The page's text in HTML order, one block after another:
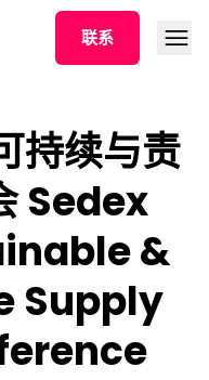
联系 打开
持续与责
Sedex
&
Supply